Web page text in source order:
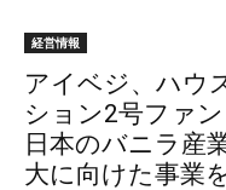
経営情報
アイベジ、ハウ
ション2号ファ
日本のバニラ産
大に向けた事業